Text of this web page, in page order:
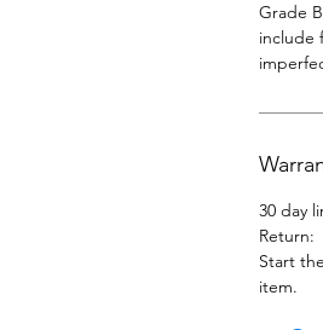
Grade
include
30 day
Return:
Start
item.